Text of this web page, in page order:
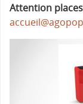
Attention